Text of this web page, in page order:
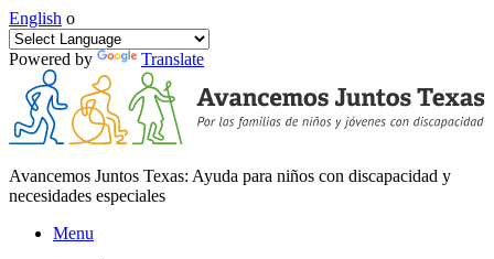
English o
Powered by Translate
Avancemos Juntos Texas: Ayuda para niños con discapacidad y
necesidades especiales
Menu